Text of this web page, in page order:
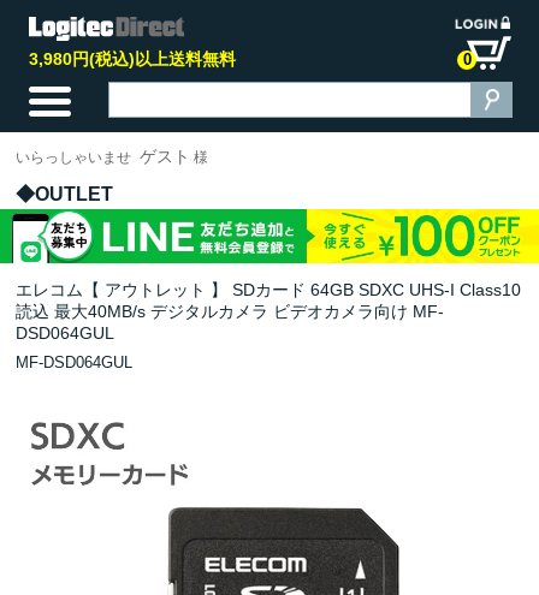
3,980円(税込)以上送料無料 0
いらっしゃいませ ゲスト 様
OUTLET
エレコム【 アウトレット 】 SDカード 64GB SDXC UHS-I Class10
読込 最大40MB/s デジタルカメラ ビデオカメラ向け MF-
DSD064GUL
MF-DSD064GUL